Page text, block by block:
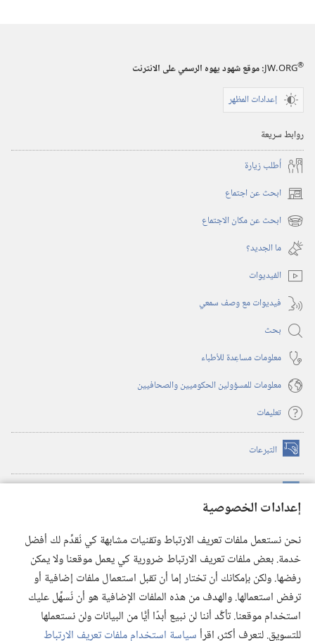
إعدادات الخصوصية
نحن نستعمل ملفات تعريف الارتباط وتقنيات مشابهة كي نُقدِّم لك أفضل
خدمة. بعض ملفات تعريف الارتباط ضرورية كي يعمل موقعنا ولا يمكن
رفضها. ولكن بإمكانك أن تختار إما أن تقبل استعمال ملفات إضافية أو
ترفض استعمالها. والهدف من هذه الملفات الإضافية هو أن نُسهِّل عليك
استخدام موقعنا. تأكَّد أننا لن نبيع أبدًا أيًّا من البيانات ولن نستعملها
للتسويق. لتعرف أكثر، اقرأسياسة استخدام ملفات تعريف الارتباط
JW.ORG®
:‏ موقع شهود يهوه الرسمي على الانترنت
إعدادات المظهر
روابط سريعة
أُطلب زيارة
ابحث عن اجتماع (يفتح
نافذة ابحث عن مكان الاجتماع (يفتح
نافذة
جديدة)
ما الجديد؟‏
الفيديوات
فيديوات مع وصف سمعي
بحث
معلومات مساعِدة للأطباء
معلومات للمسؤولين الحكوميين والصحافيين
تعليمات
التبرعات (يفتح
نافذة
(يفتح
نافذة
(يفتح
نافذة
جديدة) تطبيق ®
JW Library
مكتبة برج المراقبة